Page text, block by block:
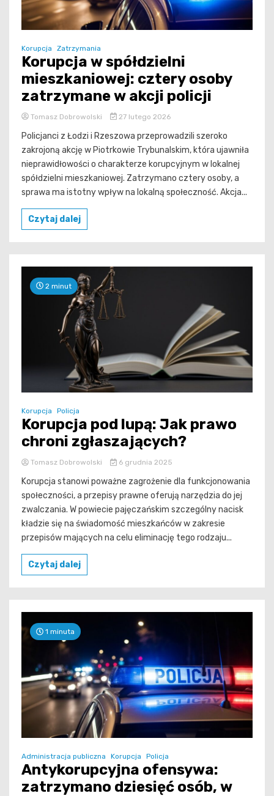
Korupcja Zatrzymania
Korupcja w spółdzielni
mieszkaniowej: cztery osoby
zatrzymane w akcji policji
Tomasz Dobrowolski 27 lutego 2026
Policjanci z Łodzi i Rzeszowa przeprowadzili szeroko
zakrojoną akcję w Piotrkowie Trybunalskim, która ujawniła
nieprawidłowości o charakterze korupcyjnym w lokalnej
spółdzielni mieszkaniowej. Zatrzymano cztery osoby, a
sprawa ma istotny wpływ na lokalną społeczność. Akcja...
Czytaj dalej
2 minut
Korupcja Policja
Korupcja pod lupą: Jak prawo
chroni zgłaszających?
Tomasz Dobrowolski 6 grudnia 2025
Korupcja stanowi poważne zagrożenie dla funkcjonowania
społeczności, a przepisy prawne oferują narzędzia do jej
zwalczania. W powiecie pajęczańskim szczególny nacisk
kładzie się na świadomość mieszkańców w zakresie
przepisów mających na celu eliminację tego rodzaju...
Czytaj dalej
1 minuta
Administracja publiczna Korupcja Policja
Antykorupcyjna ofensywa:
zatrzymano dziesięć osób, w